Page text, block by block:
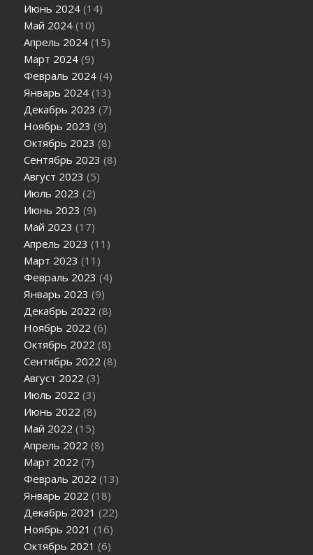
Июнь 2024 (14)
Май 2024 (10)
Апрель 2024 (15)
Март 2024 (9)
Февраль 2024 (4)
Январь 2024 (13)
Декабрь 2023 (7)
Ноябрь 2023 (9)
Октябрь 2023 (8)
Сентябрь 2023 (8)
Август 2023 (5)
Июль 2023 (2)
Июнь 2023 (9)
Май 2023 (17)
Апрель 2023 (11)
Март 2023 (11)
Февраль 2023 (4)
Январь 2023 (9)
Декабрь 2022 (8)
Ноябрь 2022 (6)
Октябрь 2022 (8)
Сентябрь 2022 (8)
Август 2022 (3)
Июль 2022 (3)
Июнь 2022 (8)
Май 2022 (15)
Апрель 2022 (8)
Март 2022 (7)
Февраль 2022 (13)
Январь 2022 (18)
Декабрь 2021 (22)
Ноябрь 2021 (16)
Октябрь 2021 (6)